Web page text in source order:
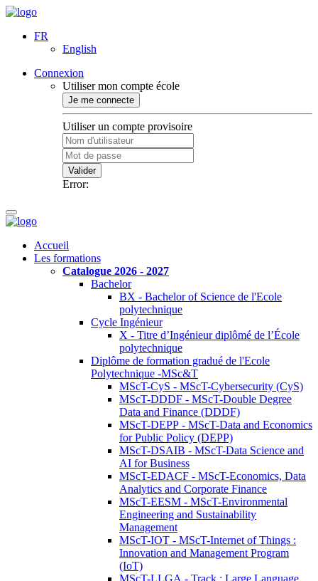
FR
English
Connexion
Utiliser mon compte école
Je me connecte
Utiliser un compte provisoire
Valider
Error:
Accueil
Les formations
Catalogue 2026 - 2027
Bachelor
BX - Bachelor of Science de l'Ecole
polytechnique
Cycle Ingénieur
X - Titre d’Ingénieur diplômé de l’École
polytechnique
Diplôme de formation gradué de l'Ecole
Polytechnique -MSc&T
MScT-CyS - MScT-Cybersecurity (CyS)
MScT-DDDF - MScT-Double Degree
Data and Finance (DDDF)
MScT-DEPP - MScT-Data and Economics
for Public Policy (DEPP)
MScT-DSAIB - MScT-Data Science and
AI for Business
MScT-EDACF - MScT-Economics, Data
Analytics and Corporate Finance
MScT-EESM - MScT-Environmental
Engineering and Sustainability
Management
MScT-IOT - MScT-Internet of Things :
Innovation and Management Program
(IoT)
MScT-LLGA - Track : Large Language